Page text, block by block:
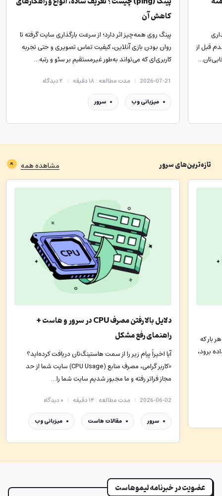
قبل از
کاهش آن
پینگ روی همه‌چیز اثر دارد؛ از سرعت بارگذاری سایت گرفته تا
روان بودن بازی آنلاین، کیفیت تماس تصویری و حتی تجربه
کاربری‌ای که می‌تواند به‌طور غیرمستقیم بر سئو و رتبه…
2026-07-21 مدت مطالعه : ۱۸ دقیقه ۲دیدگاه
میزبانی وب سرور
تازه‌ترین‌هایسرور مشاهده همه
بار که
برود،
دلایل بالا رفتن مصرف CPU در سرور و هاست +
راهنمای رفع مشکل
آیا اخیراً پیام زیر را از سمت هاستینگ‌تان دریافت کرده‌اید؟
«کاربر گرامی، مصرف منابع (CPU Usage) سایت شما از حد
مجاز فراتر رفته و ما مجبور شدیم سایت شما را…
2026-06-02 مدت مطالعه : ۱۴ دقیقه ۰دیدگاه
سرور مقالات هاست میزبانی وب
عضویت در خبرنامه لیموهاست